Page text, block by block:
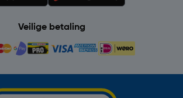
Veilige betaling